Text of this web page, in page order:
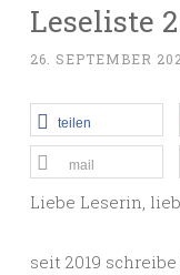
Leseliste
26. SEPTEMBER
teilen
mail
Liebe Leserin,
seit 2019